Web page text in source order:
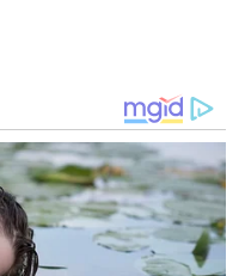
suvarna news ಅನ್ನು